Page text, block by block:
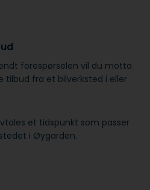
forespørselen vil du motta
tilbud fra et bilverksted i eller
et tidspunkt som passer
i Øygarden.